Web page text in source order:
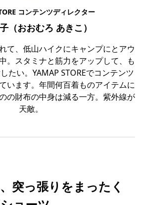
コンテンツディレクター
（おおむろ あきこ）
て、低山ハイクにキャンプにとアウ
。スタミナと筋力をアップして、も
たい。YAMAP STOREでコンテンツ
います。年間何百着ものアイテムに
の財布の中身は減る一方。紫外線が
天敵。
突っ張りをまったく